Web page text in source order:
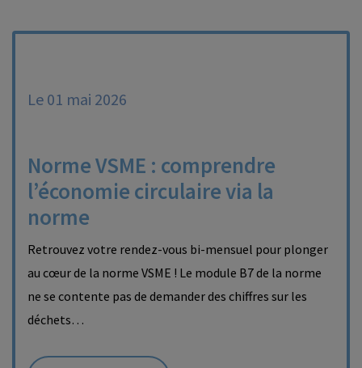
Le 01 mai 2026
Norme VSME : comprendre
l’économie circulaire via la
norme
Retrouvez votre rendez-vous bi-mensuel pour plonger
au cœur de la norme VSME ! Le module B7 de la norme
ne se contente pas de demander des chiffres sur les
déchets…